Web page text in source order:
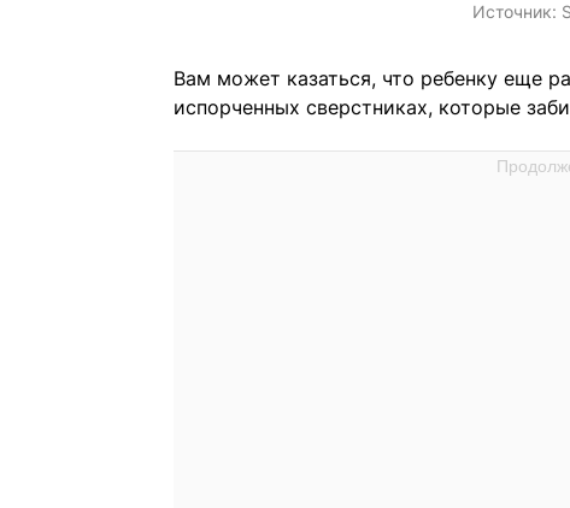
Источник:
Вам может казаться, что ребенку еще
испорченных сверстниках, которые